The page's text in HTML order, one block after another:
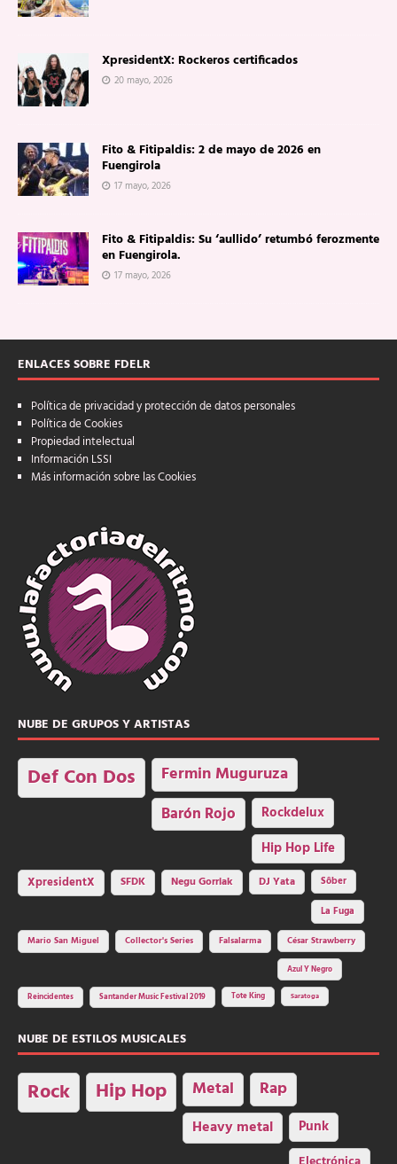
XpresidentX: Rockeros certificados
20 mayo, 2026
Fito & Fitipaldis: 2 de mayo de 2026 en
Fuengirola
17 mayo, 2026
Fito & Fitipaldis: Su ‘aullido’ retumbó ferozmente
en Fuengirola.
17 mayo, 2026
ENLACES SOBRE FDELR
Política de privacidad y protección de datos personales
Política de Cookies
Propiedad intelectual
Información LSSI
Más información sobre las Cookies
NUBE DE GRUPOS Y ARTISTAS
Def Con Dos Fermin Muguruza
Barón Rojo Rockdelux
Hip Hop Life
XpresidentX SFDK Negu Gorriak DJ Yata
Sôber
La Fuga
Mario San Miguel
Collector's Series Falsalarma César Strawberry
Azul Y Negro
Reincidentes Santander Music Festival 2019 Tote King Saratoga
NUBE DE ESTILOS MUSICALES
Rock Hip Hop Metal Rap
Heavy metal Punk